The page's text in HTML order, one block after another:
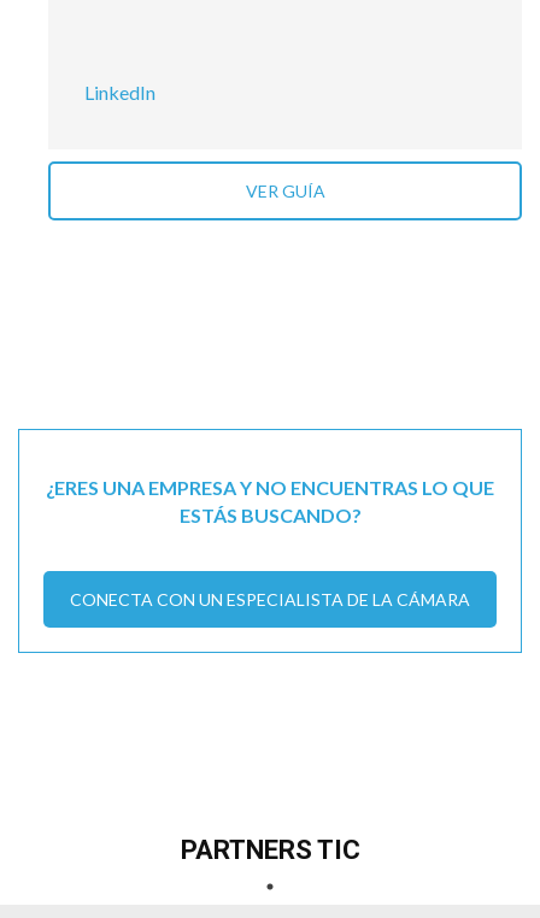
LinkedIn
VER GUÍA
¿ERES UNA EMPRESA Y NO ENCUENTRAS LO QUE
ESTÁS BUSCANDO?
CONECTA CON UN ESPECIALISTA DE LA CÁMARA
PARTNERS TIC